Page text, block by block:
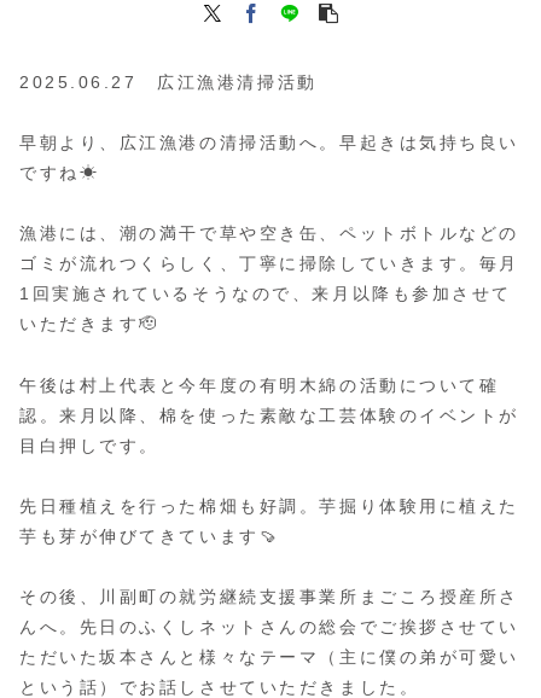
2025.06.27 広江漁港清掃活動
早朝より、広江漁港の清掃活動へ。早起きは気持ち良い
ですね☀
漁港には、潮の満干で草や空き缶、ペットボトルなどの
ゴミが流れつくらしく、丁寧に掃除していきます。毎月
1回実施されているそうなので、来月以降も参加させて
いただきます🫡
午後は村上代表と今年度の有明木綿の活動について確
認。来月以降、棉を使った素敵な工芸体験のイベントが
目白押しです。
先日種植えを行った棉畑も好調。芋掘り体験用に植えた
芋も芽が伸びてきています🍠
その後、川副町の就労継続支援事業所まごころ授産所さ
んへ。先日のふくしネットさんの総会でご挨拶させてい
ただいた坂本さんと様々なテーマ（主に僕の弟が可愛い
という話）でお話しさせていただきました。